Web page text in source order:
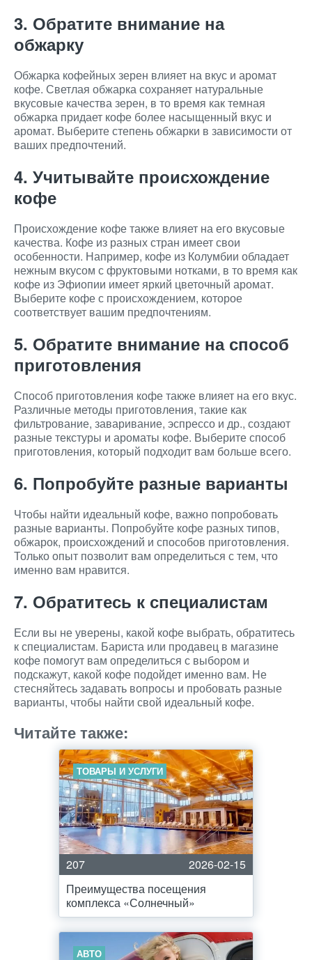
3. Обратите внимание на
обжарку
Обжарка кофейных зерен влияет на вкус и аромат
кофе. Светлая обжарка сохраняет натуральные
вкусовые качества зерен, в то время как темная
обжарка придает кофе более насыщенный вкус и
аромат. Выберите степень обжарки в зависимости от
ваших предпочтений.
4. Учитывайте происхождение
кофе
Происхождение кофе также влияет на его вкусовые
качества. Кофе из разных стран имеет свои
особенности. Например, кофе из Колумбии обладает
нежным вкусом с фруктовыми нотками, в то время как
кофе из Эфиопии имеет яркий цветочный аромат.
Выберите кофе с происхождением, которое
соответствует вашим предпочтениям.
5. Обратите внимание на способ
приготовления
Способ приготовления кофе также влияет на его вкус.
Различные методы приготовления, такие как
фильтрование, заваривание, эспрессо и др., создают
разные текстуры и ароматы кофе. Выберите способ
приготовления, который подходит вам больше всего.
6. Попробуйте разные варианты
Чтобы найти идеальный кофе, важно попробовать
разные варианты. Попробуйте кофе разных типов,
обжарок, происхождений и способов приготовления.
Только опыт позволит вам определиться с тем, что
именно вам нравится.
7. Обратитесь к специалистам
Если вы не уверены, какой кофе выбрать, обратитесь
к специалистам. Бариста или продавец в магазине
кофе помогут вам определиться с выбором и
подскажут, какой кофе подойдет именно вам. Не
стесняйтесь задавать вопросы и пробовать разные
варианты, чтобы найти свой идеальный кофе.
Читайте также:
ТОВАРЫ И УСЛУГИ
207
2026-02-15
Преимущества посещения
комплекса «Солнечный»
АВТО